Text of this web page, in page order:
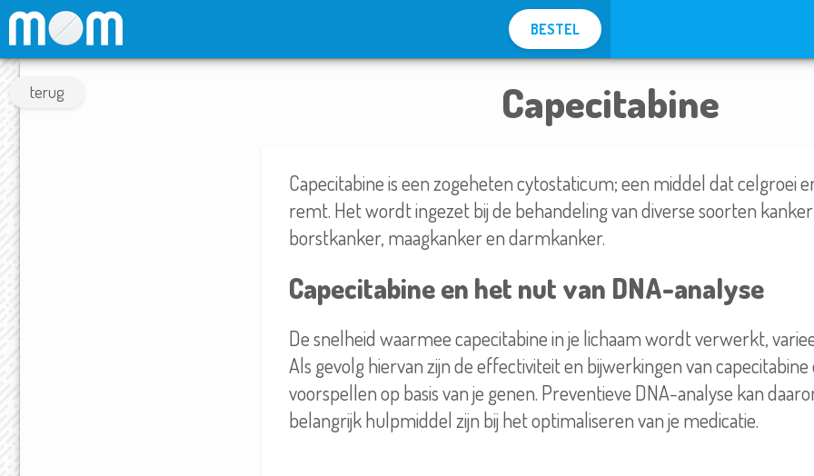
BESTEL
terug Capecitabine
Capecitabine is een zogeheten cytostaticum; een middel dat celgroei
remt. Het wordt ingezet bij de behandeling van diverse soorten
borstkanker, maagkanker en darmkanker.
Capecitabine en het nut van DNA-analyse
De snelheid waarmee capecitabine in je lichaam wordt verwerkt,
Als gevolg hiervan zijn de effectiviteit en bijwerkingen van
voorspellen op basis van je genen. Preventieve DNA-analyse kan
belangrijk hulpmiddel zijn bij het optimaliseren van je medicatie.